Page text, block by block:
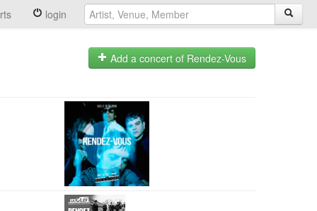
login
Add a concert of Rendez-Vous